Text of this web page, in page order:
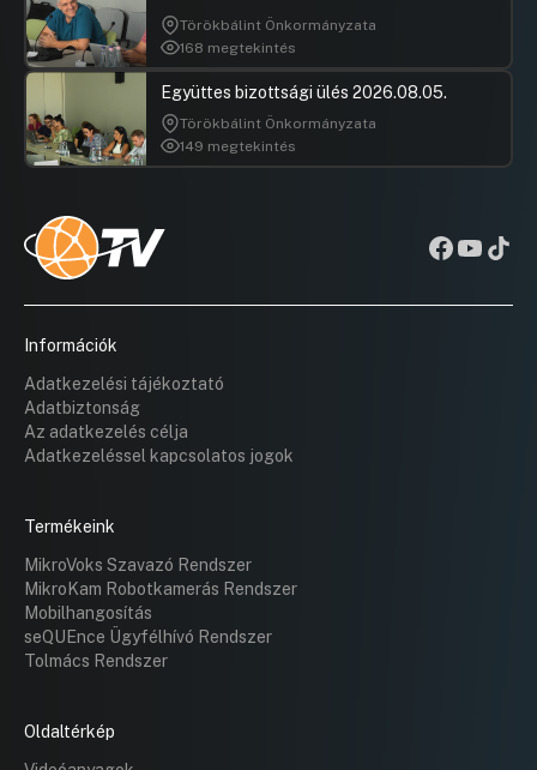
Törökbálint Önkormányzata
168 megtekintés
Együttes bizottsági ülés 2026.08.05.
Törökbálint Önkormányzata
149 megtekintés
Információk
Adatkezelési tájékoztató
Adatbiztonság
Az adatkezelés célja
Adatkezeléssel kapcsolatos jogok
Termékeink
MikroVoks Szavazó Rendszer
MikroKam Robotkamerás Rendszer
Mobilhangosítás
seQUEnce Ügyfélhívó Rendszer
Tolmács Rendszer
Oldaltérkép